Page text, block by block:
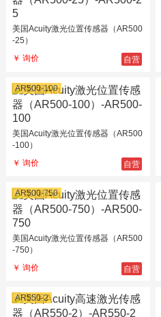
美国Acuity激光位置传感器（AR500
-25）
￥ 询价
自营
美国Acuity激光位置传感器（AR500
-100）
￥ 询价
自营
AR500-100
美国Acuity激光位置传感器（AR500
-750）
￥ 询价
自营
AR500-750
AR550-2